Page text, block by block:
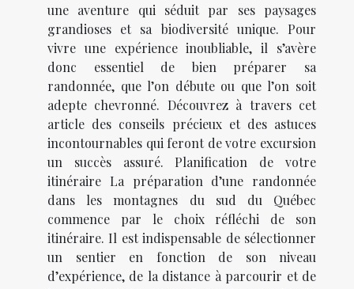
une aventure qui séduit par ses paysages
grandioses et sa biodiversité unique. Pour
vivre une expérience inoubliable, il s’avère
donc essentiel de bien préparer sa
randonnée, que l’on débute ou que l’on soit
adepte chevronné. Découvrez à travers cet
article des conseils précieux et des astuces
incontournables qui feront de votre excursion
un succès assuré. Planification de votre
itinéraire La préparation d’une randonnée
dans les montagnes du sud du Québec
commence par le choix réfléchi de son
itinéraire. Il est indispensable de sélectionner
un sentier en fonction de son niveau
d’expérience, de la distance à parcourir et de